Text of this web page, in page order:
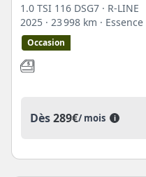
1.0 TSI 116 DSG7 · R-LINE
2025 · 23 998 km · Essence
Occasion
Dès289€/ mois i